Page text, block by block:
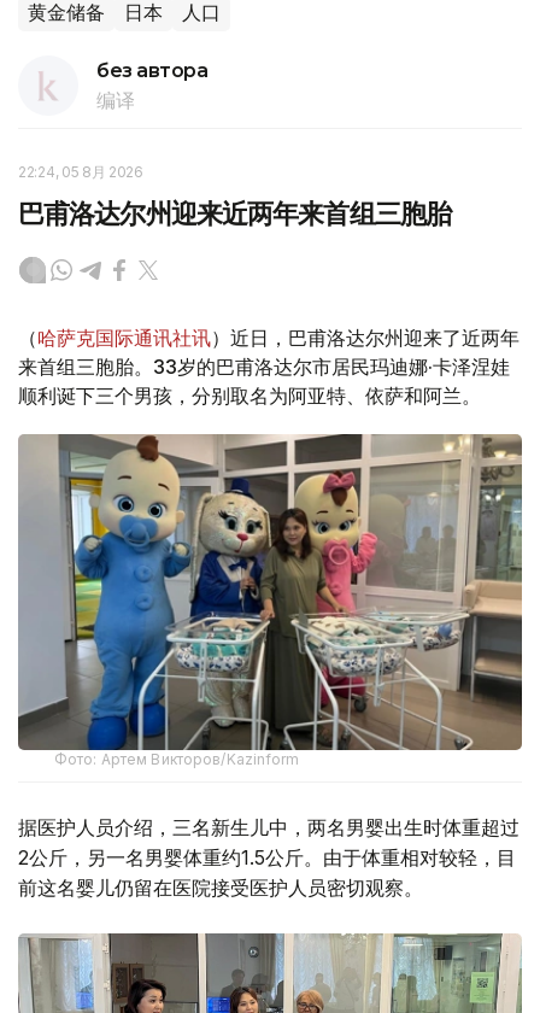
黄金储备 日本 人口
без автора
编译
22:24, 05 8月 2026
巴甫洛达尔州迎来近两年来首组三胞胎
（哈萨克国际通讯社讯）近日，巴甫洛达尔州迎来了近两年
来首组三胞胎。33岁的巴甫洛达尔市居民玛迪娜·卡泽涅娃
顺利诞下三个男孩，分别取名为阿亚特、依萨和阿兰。
Фото: Артем Викторов/Kazinform
据医护人员介绍，三名新生儿中，两名男婴出生时体重超过
2公斤，另一名男婴体重约1.5公斤。由于体重相对较轻，目
前这名婴儿仍留在医院接受医护人员密切观察。